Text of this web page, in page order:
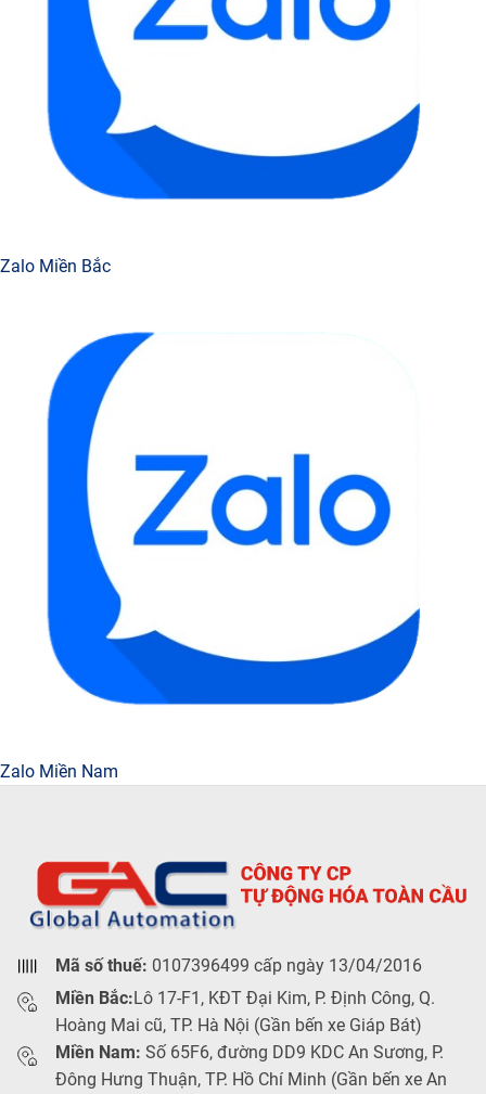
Zalo Miền Bắc
Zalo Miền Nam
Mã số thuế: 0107396499 cấp ngày 13/04/2016
Miền Bắc:Lô 17-F1, KĐT Đại Kim, P. Định Công, Q.
Hoàng Mai cũ, TP. Hà Nội (Gần bến xe Giáp Bát)
Miền Nam: Số 65F6, đường DD9 KDC An Sương, P.
Đông Hưng Thuận, TP. Hồ Chí Minh (Gần bến xe An